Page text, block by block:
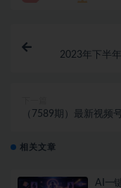
2023年下半
（7589期）最新视频
相关文章
AI一